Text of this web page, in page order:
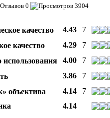
0 3904
качество 4.43
7
качество
4.29
7
использования
4.00
7
3.86
7
объектива
4.14
7
4.14